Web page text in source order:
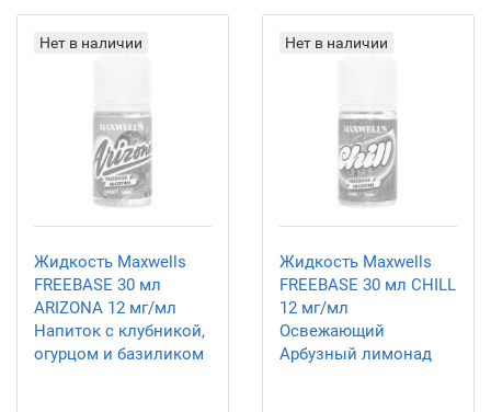
Нет в наличии
Жидкость Maxwells
FREEBASE 30 мл
ARIZONA 12 мг/мл
Напиток с клубникой,
огурцом и базиликом
Нет в наличии
Жидкость Maxwells
FREEBASE 30 мл CHILL
12 мг/мл
Освежающий
Арбузный лимонад